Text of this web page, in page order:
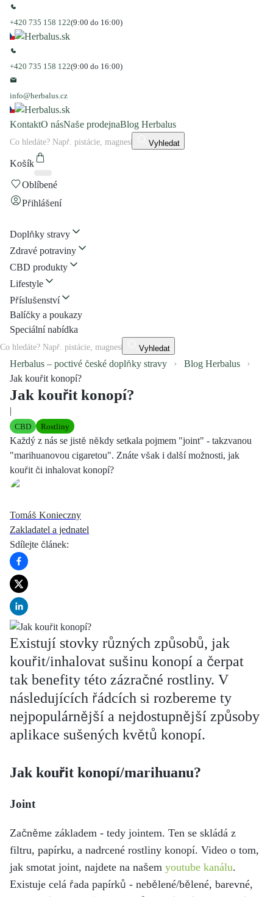
+420 735 158 122(9:00 do 16:00)
+420 735 158 122(9:00 do 16:00)
info@herbalus.cz
KontaktO násNaše prodejnaBlog Herbalus
Vyhledat
Košík
Oblíbené
Přihlášení
Doplňky stravy
Zdravé potraviny
CBD produkty
Lifestyle
Příslušenství
Balíčky a poukazy
Speciální nabídka
Vyhledat
Herbalus – poctivé české doplňky stravy
Blog Herbalus
Jak kouřit konopí?
Jak kouřit konopí?
|
CBD Rostliny
Každý z nás se jistě někdy setkala pojmem "joint" - takzvanou
"marihuanovou cigaretou". Znáte však i další možnosti, jak
kouřit či inhalovat konopí?
Tomáš Konieczny
Zakladatel a jednatel
Sdílejte článek:
Existují stovky různých způsobů, jak
kouřit/inhalovat sušinu konopí a čerpat
tak benefity této zázračné rostliny. V
následujících řádcích si rozbereme ty
nejpopulárnější a nejdostupnější způsoby
aplikace sušených květů konopí.
Jak kouřit konopí/marihuanu?
Joint
Začněme základem - tedy jointem. Ten se skládá z
filtru, papírku, a nadrcené rostliny konopí. Video o tom,
jak smotat joint, najdete na našem youtube kanálu.
Existuje celá řada papírků - nebělené/bělené, barevné,